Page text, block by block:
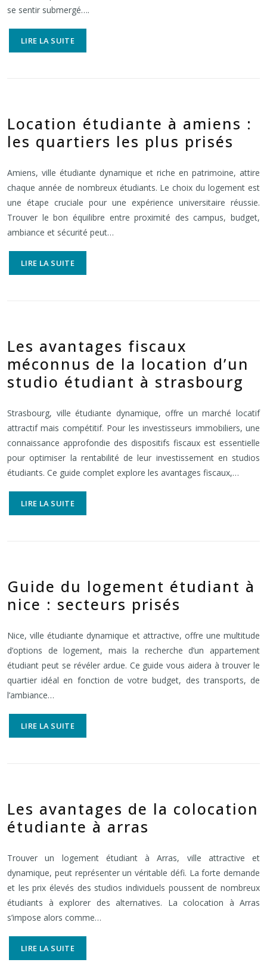
se sentir submergé….
LIRE LA SUITE
Location étudiante à amiens :
les quartiers les plus prisés
Amiens, ville étudiante dynamique et riche en patrimoine, attire
chaque année de nombreux étudiants. Le choix du logement est
une étape cruciale pour une expérience universitaire réussie.
Trouver le bon équilibre entre proximité des campus, budget,
ambiance et sécurité peut…
LIRE LA SUITE
Les avantages fiscaux
méconnus de la location d’un
studio étudiant à strasbourg
Strasbourg, ville étudiante dynamique, offre un marché locatif
attractif mais compétitif. Pour les investisseurs immobiliers, une
connaissance approfondie des dispositifs fiscaux est essentielle
pour optimiser la rentabilité de leur investissement en studios
étudiants. Ce guide complet explore les avantages fiscaux,…
LIRE LA SUITE
Guide du logement étudiant à
nice : secteurs prisés
Nice, ville étudiante dynamique et attractive, offre une multitude
d’options de logement, mais la recherche d’un appartement
étudiant peut se révéler ardue. Ce guide vous aidera à trouver le
quartier idéal en fonction de votre budget, des transports, de
l’ambiance…
LIRE LA SUITE
Les avantages de la colocation
étudiante à arras
Trouver un logement étudiant à Arras, ville attractive et
dynamique, peut représenter un véritable défi. La forte demande
et les prix élevés des studios individuels poussent de nombreux
étudiants à explorer des alternatives. La colocation à Arras
s’impose alors comme…
LIRE LA SUITE